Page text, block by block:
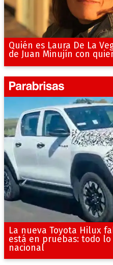
Quién es Laura De La
de Juan Minujín con
La nueva Toyota Hilux
está en pruebas: todo
nacional